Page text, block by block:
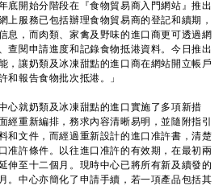
開始分階段在『食物貿易商入門網站』推出
上服務已包括辦理食物貿易商的登記和續期，
息，而肉類、家禽及野味的進口商更可透過網
查閱申請進度和記錄食物抵港資料。今日推出
，讓奶類及冰凍甜點的進口商在網站開立帳戶
和報告食物批次抵港。」
就奶類及冰凍甜點的進口實施了多項新措
經重新編排，務求內容清晰易明，並隨附指引
和文件，而經過重新設計的進口准許書，清楚
准許條件。以往進口准許的有效期，在最初兩
伸至十二個月。現時中心已將所有新及續發的
。中心亦簡化了申請手續，若一項產品包括其